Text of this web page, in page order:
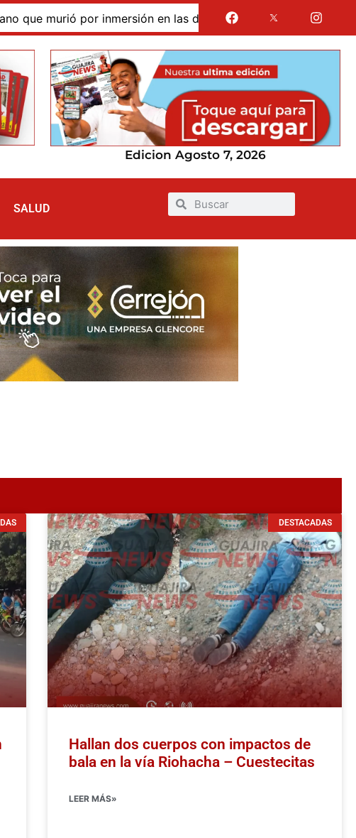
en las dunas de Taroa; su cuerpo permanece en
Edicion Agosto 7, 2026
SALUD
DESTACADAS
Hallan dos cuerpos con impactos de
bala en la vía Riohacha – Cuestecitas
LEER MÁS»